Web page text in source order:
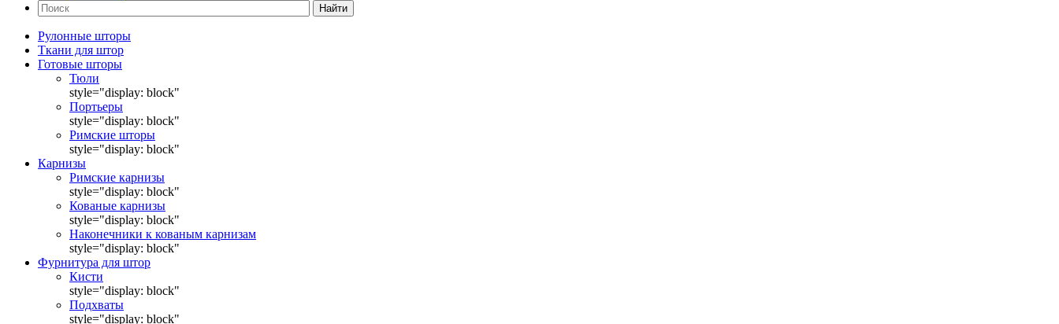
Найти
Рулонные шторы
Ткани для штор
Готовые шторы
Тюли
style="display: block"
Портьеры
style="display: block"
Римские шторы
style="display: block"
Карнизы
Римские карнизы
style="display: block"
Кованые карнизы
style="display: block"
Наконечники к кованым карнизам
style="display: block"
Фурнитура для штор
Кисти
style="display: block"
Подхваты
style="display: block"